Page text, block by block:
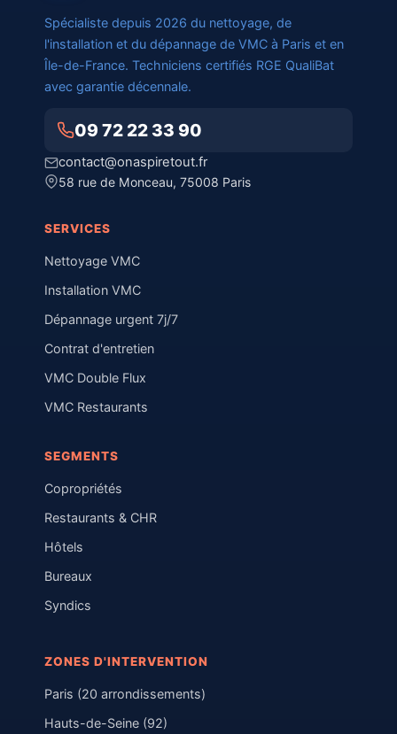
Spécialiste depuis 2026 du nettoyage, de
l'installation et du dépannage de VMC à Paris et en
Île-de-France. Techniciens certifiés RGE QualiBat
avec garantie décennale.
09 72 22 33 90
contact@onaspiretout.fr
58 rue de Monceau, 75008 Paris
SERVICES
Nettoyage VMC
Installation VMC
Dépannage urgent 7j/7
Contrat d'entretien
VMC Double Flux
VMC Restaurants
SEGMENTS
Copropriétés
Restaurants & CHR
Hôtels
Bureaux
Syndics
ZONES D'INTERVENTION
Paris (20 arrondissements)
Hauts-de-Seine (92)